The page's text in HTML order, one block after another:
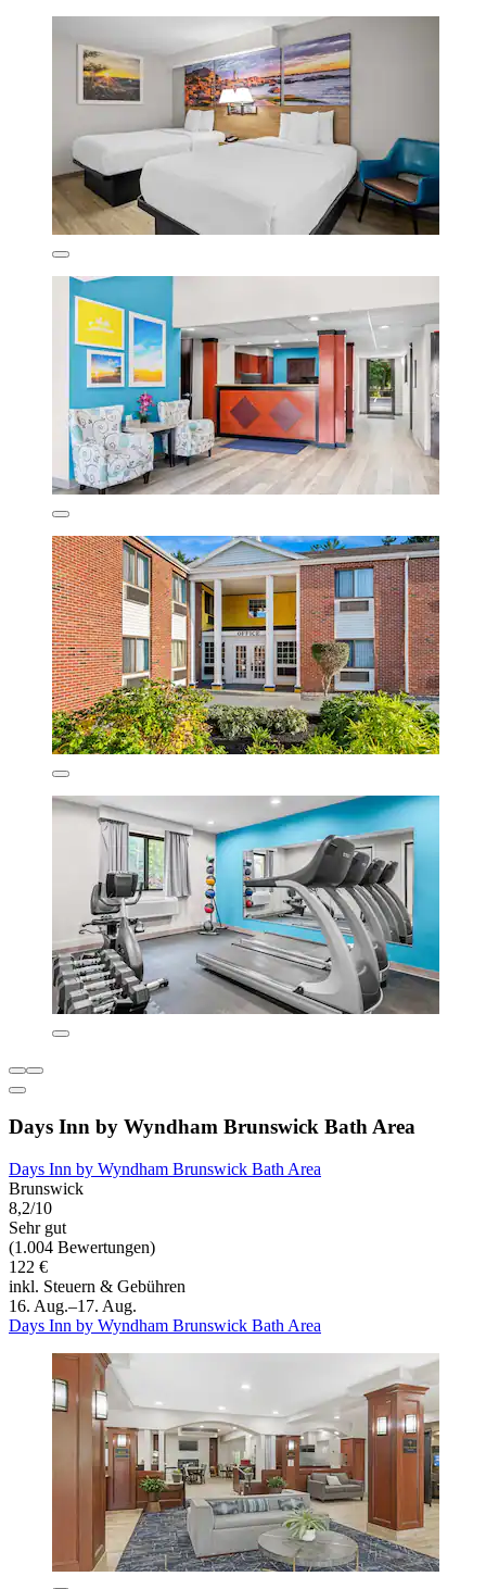
Days Inn by Wyndham Brunswick Bath Area
Days Inn by Wyndham Brunswick Bath Area
Brunswick
8,2/10
Sehr gut
(1.004 Bewertungen)
122 €
inkl. Steuern & Gebühren
16. Aug.–17. Aug.
Days Inn by Wyndham Brunswick Bath Area